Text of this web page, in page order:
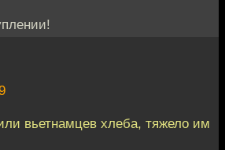
вьетнамцев хлеба, тяжело им